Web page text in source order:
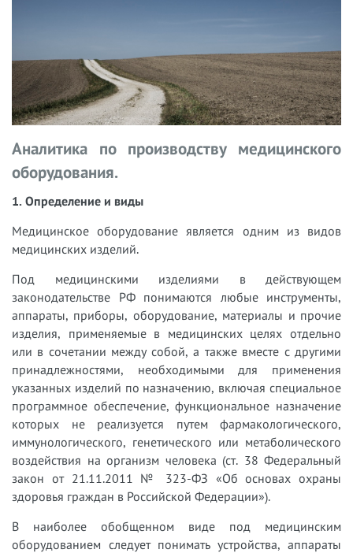
Аналитика по производству медицинского
оборудования.
1. Определение и виды
Медицинское оборудование является одним из видов
медицинских изделий.
Под медицинскими изделиями в действующем
законодательстве РФ понимаются любые инструменты,
аппараты, приборы, оборудование, материалы и прочие
изделия, применяемые в медицинских целях отдельно
или в сочетании между собой, а также вместе с другими
принадлежностями, необходимыми для применения
указанных изделий по назначению, включая специальное
программное обеспечение, функциональное назначение
которых не реализуется путем фармакологического,
иммунологического, генетического или метаболического
воздействия на организм человека (ст. 38 Федеральный
закон от 21.11.2011 № 323-ФЗ «Об основах охраны
здоровья граждан в Российской Федерации»).
В наиболее обобщенном виде под медицинским
оборудованием следует понимать устройства, аппараты